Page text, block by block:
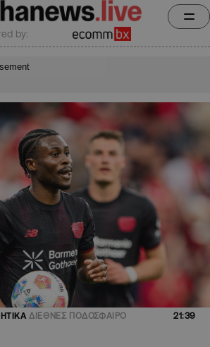
by:
ΔΙΕΘΝΕΣ ΠΟΔΟΣΦΑΙΡΟ 21:39